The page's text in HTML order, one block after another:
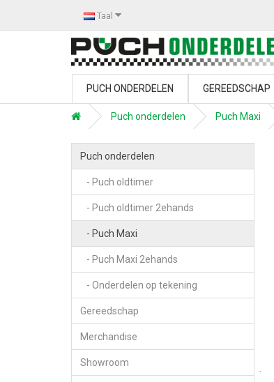
Taal
PUCH ONDERDELEN GEREEDSCHAP
Puch onderdelen Puch Maxi
Puch onderdelen
- Puch oldtimer
- Puch oldtimer 2ehands
- Puch Maxi
- Puch Maxi 2ehands
- Onderdelen op tekening
Gereedschap
Merchandise
Showroom
·